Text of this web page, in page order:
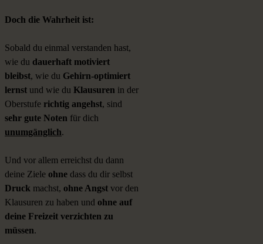
Doch die Wahrheit ist:
Sobald du einmal verstanden hast,
wie du dauerhaft motiviert
bleibst, wie du Gehirn-optimiert
lernst und wie du Klausuren in der
Oberstufe richtig angehst, sind
sehr gute Noten für dich
unumgänglich.
Und vor allem erreichst du dann
deine Ziele ohne dass du dir selbst
Druck machst, ohne Angst vor den
Klausuren zu haben und ohne auf
deine Freizeit verzichten zu
müssen.